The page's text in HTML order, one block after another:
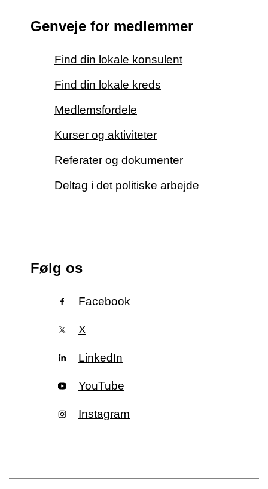
Genveje for medlemmer
Find din lokale konsulent
Find din lokale kreds
Medlemsfordele
Kurser og aktiviteter
Referater og dokumenter
Deltag i det politiske arbejde
Følg os
Facebook
X
LinkedIn
YouTube
Instagram